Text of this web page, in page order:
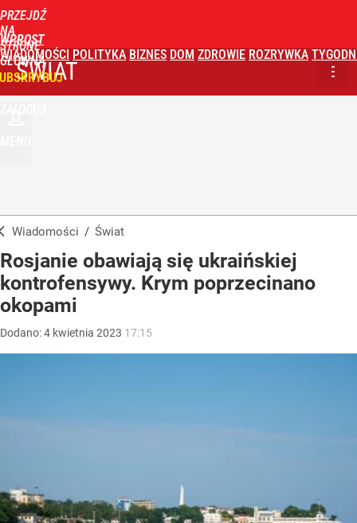
PRZEJDŹ
NA
STRONĘ
GŁÓWNĄ
WPROST
WIADOMOŚCI POLITYKA BIZNES DOM ZDROWIE ROZRYWKA
ŚWIAT
Wiadomości / Świat
Rosjanie obawiają się ukraińskiej
kontrofensywy. Krym poprzecinano
okopami
Dodano:4 kwietnia 2023 17:15